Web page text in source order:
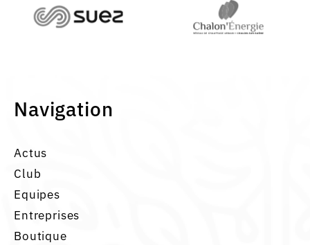
Navigation
Actus
Club
Equipes
Entreprises
Boutique